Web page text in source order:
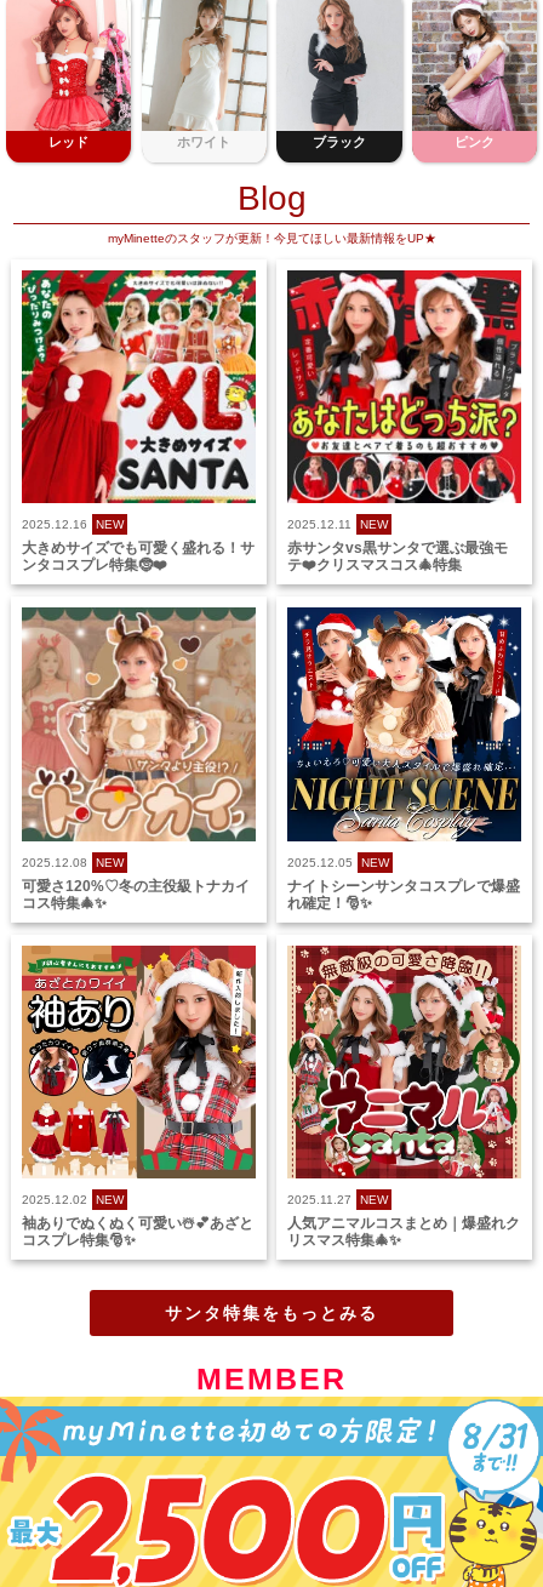
レッド ホワイト ブラック ピンク
Blog
myMinetteのスタッフが更新！今見てほしい最新情報をUP★
2025.12.16 NEW
大きめサイズでも可愛く盛れる！サ
ンタコスプレ特集🤶❤️
2025.12.11 NEW
赤サンタvs黒サンタで選ぶ最強モ
テ❤️クリスマスコス🎄特集
2025.12.08 NEW
可愛さ120%♡冬の主役級トナカイ
コス特集🎄✨
2025.12.05 NEW
ナイトシーンサンタコスプレで爆盛
れ確定！🎅✨
2025.12.02 NEW
袖ありでぬくぬく可愛い☃️💕あざと
コスプレ特集🎅✨
2025.11.27 NEW
人気アニマルコスまとめ｜爆盛れク
リスマス特集🎄✨
サンタ特集をもっとみる
MEMBER